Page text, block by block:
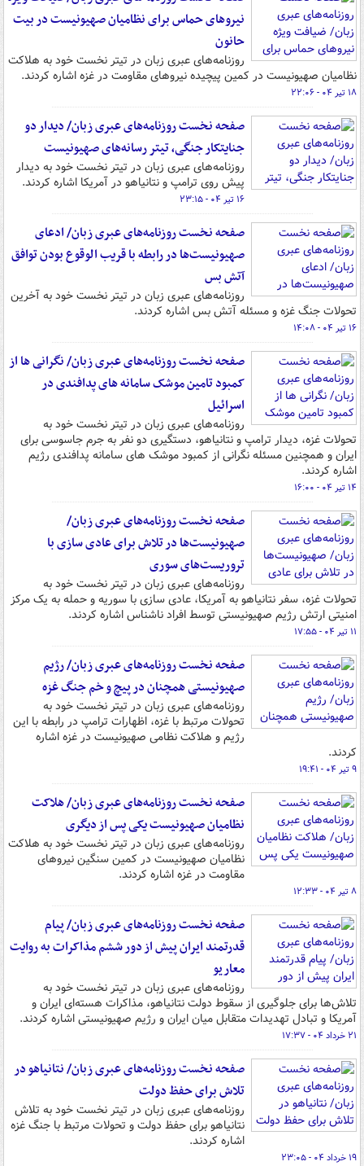
نیروهای حماس برای نظامیان صهیونیست در بیت
حانون
روزنامه‌های عبری زبان در تیتر نخست خود به هلاکت
نظامیان صهیونیست در کمین پیچیده نیروهای مقاومت در غزه اشاره کردند.
۱۸ تیر ۰۴ - ۲۲:۰۶
صفحه نخست روزنامه‌های عبری زبان/ دیدار دو
جنایتکار جنگی، تیتر رسانه‌های صهیونیست
روزنامه‌های عبری زبان در تیتر نخست خود به دیدار
پیش روی ترامپ و نتانیاهو در آمریکا اشاره کردند.
۱۶ تیر ۰۴ - ۲۳:۱۵
صفحه نخست روزنامه‌های عبری زبان/ ادعای
صهیونیست‌ها در رابطه با قریب الوقوع بودن توافق
آتش بس
روزنامه‌های عبری زبان در تیتر نخست خود به آخرین
تحولات جنگ غزه و مسئله آتش بس اشاره کردند.
۱۶ تیر ۰۴ - ۱۴:۰۸
صفحه نخست روزنامه‌های عبری زبان/ نگرانی ها از
کمبود تامین موشک سامانه های پدافندی در
اسرائیل
روزنامه‌های عبری زبان در تیتر نخست خود به
تحولات غزه، دیدار ترامپ و نتانیاهو، دستگیری دو نفر به جرم جاسوسی برای
ایران و همچنین مسئله نگرانی از کمبود موشک های سامانه پدافندی رژیم
اشاره کردند.
۱۴ تیر ۰۴ - ۱۶:۰۰
صفحه نخست روزنامه‌های عبری زبان/
صهیونیست‌ها در تلاش برای عادی سازی با
تروریست‌های سوری
روزنامه‌های عبری زبان در تیتر نخست خود به
تحولات غزه، سفر نتانیاهو به آمریکا، عادی سازی با سوریه و حمله به یک مرکز
امنیتی ارتش رژیم صهیونیستی توسط افراد ناشناس اشاره کردند.
۱۱ تیر ۰۴ - ۱۷:۵۵
صفحه نخست روزنامه‌های عبری زبان/ رژیم
صهیونیستی همچنان در پیچ و خم جنگ غزه
روزنامه‌های عبری زبان در تیتر نخست خود به
تحولات مرتبط با غزه، اظهارات ترامپ در رابطه با این
رژیم و هلاکت نظامی صهیونیست در غزه اشاره
کردند.
۹ تیر ۰۴ - ۱۹:۴۱
صفحه نخست روزنامه‌های عبری زبان/ هلاکت
نظامیان صهیونیست یکی پس از دیگری
روزنامه‌های عبری زبان در تیتر نخست خود به هلاکت
نظامیان صهیونیست در کمین سنگین نیروهای
مقاومت در غزه اشاره کردند.
۸ تیر ۰۴ - ۱۲:۳۳
صفحه نخست روزنامه‌های عبری زبان/ پیام
قدرتمند ایران پیش از دور ششم مذاکرات به روایت
معاریو
روزنامه‌های عبری زبان در تیتر نخست خود به
تلاش‌ها برای جلوگیری از سقوط دولت نتانیاهو، مذاکرات هسته‌ای ایران و
آمریکا و تبادل تهدیدات متقابل میان ایران و رژیم صهیونیستی اشاره کردند.
۲۱ خرداد ۰۴ - ۱۷:۳۷
صفحه نخست روزنامه‌های عبری زبان/ نتانیاهو در
تلاش برای حفظ دولت
روزنامه‌های عبری زبان در تیتر نخست خود به تلاش
نتانیاهو برای حفظ دولت و تحولات مرتبط با جنگ غزه
اشاره کردند.
۱۹ خرداد ۰۴ - ۲۳:۰۵